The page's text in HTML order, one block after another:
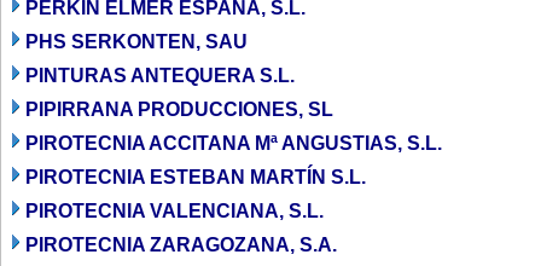
PERKIN ELMER ESPAÑA, S.L.
PHS SERKONTEN, SAU
PINTURAS ANTEQUERA S.L.
PIPIRRANA PRODUCCIONES, SL
PIROTECNIA ACCITANA Mª ANGUSTIAS, S.L.
PIROTECNIA ESTEBAN MARTÍN S.L.
PIROTECNIA VALENCIANA, S.L.
PIROTECNIA ZARAGOZANA, S.A.